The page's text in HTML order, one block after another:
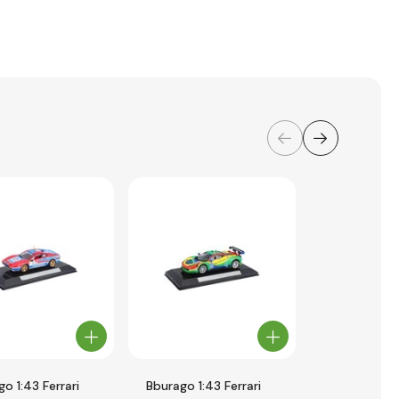
1:43 Ferrari
Bburago 1:43 Ferrari